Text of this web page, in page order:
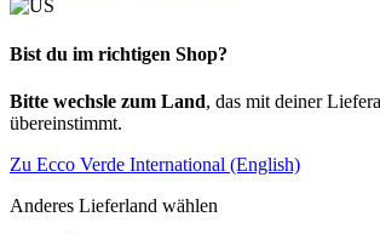
Bist du im richtigen Shop?
Bitte wechsle zum Land, das mit deiner
übereinstimmt.
Zu Ecco Verde International (English)
Anderes Lieferland wählen